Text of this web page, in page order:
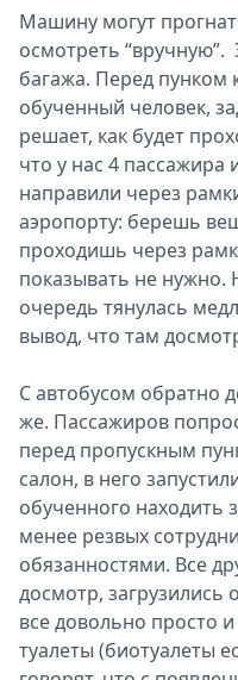
Машину могут
осмотреть “вручную”.
багажа. Перед пунком
обученный человек,
решает, как будет
что у нас 4 пассажира
направили через
аэропорту: берешь
проходишь через
показывать не нужно.
очередь тянулась
вывод, что там
С автобусом обратно
же. Пассажиров
перед пропускным
салон, в него
обученного находить
менее резвых
обязанностями. Все
досмотр, загрузились
все довольно просто
туалеты (биотуалеты